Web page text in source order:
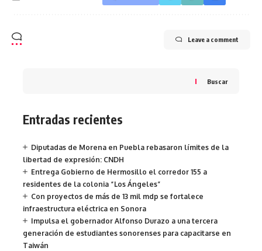
Leave a comment
Buscar
Entradas recientes
Diputadas de Morena en Puebla rebasaron límites de la
libertad de expresión: CNDH
Entrega Gobierno de Hermosillo el corredor 155 a
residentes de la colonia “Los Ángeles”
Con proyectos de más de 13 mil mdp se fortalece
infraestructura eléctrica en Sonora
Impulsa el gobernador Alfonso Durazo a una tercera
generación de estudiantes sonorenses para capacitarse en
Taiwán